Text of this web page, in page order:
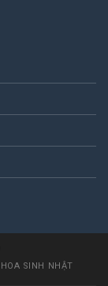
HOA SINH NHẬT